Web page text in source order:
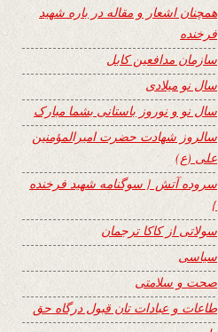
همچنان اشعار و مقاله در باره شهید
فرخنده
سازمان مدافعین کابل
سال نو میلادی
سال نو و نوروز باستانی بشما مبارک
سالروز شهادت حضرت امیرالمؤمنین
علی (ع)
سروده آتش { سوگنامه شهید فرخنده
}
سولاتی از کاکا ترجمان
سیاسی
صحت و سلامتی
طاعات و عبادات تان قبول درگاه حق